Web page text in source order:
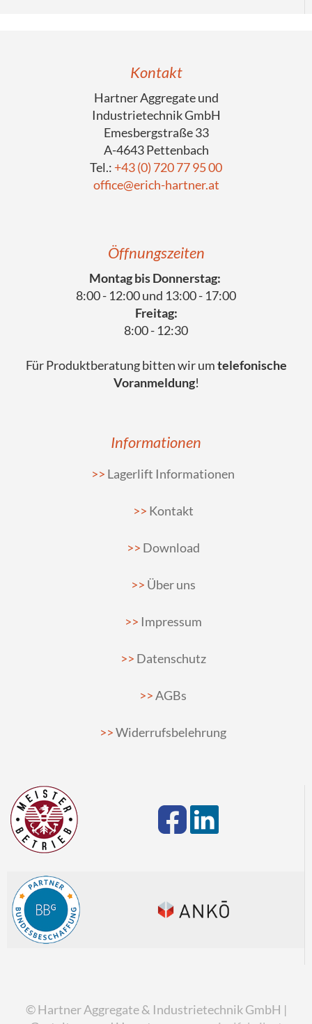
Kontakt
Hartner Aggregate und
Industrietechnik GmbH
Emesbergstraße 33
A-4643 Pettenbach
Tel.: +43 (0) 720 77 95 00
office@erich-hartner.at
Öffnungszeiten
Montag bis Donnerstag:
8:00 - 12:00 und 13:00 - 17:00
Freitag:
8:00 - 12:30
Für Produktberatung bitten wir umtelefonische
Voranmeldung!
Informationen
Lagerlift Informationen
Kontakt
Download
Über uns
Impressum
Datenschutz
AGBs
Widerrufsbelehrung
© Hartner Aggregate & Industrietechnik GmbH |